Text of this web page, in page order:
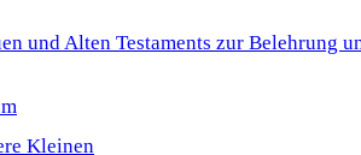
und Alten Testaments zur Belehrung
Kleinen